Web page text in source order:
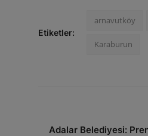
Etiketler:
arnavutköy
Karaburun
Adalar Belediyesi: